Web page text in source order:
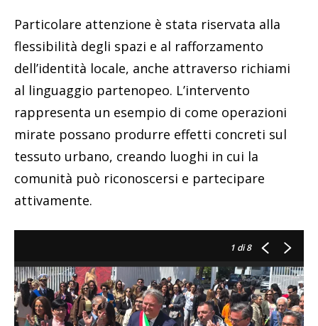
Particolare attenzione è stata riservata alla
flessibilità degli spazi e al rafforzamento
dell’identità locale, anche attraverso richiami
al linguaggio partenopeo. L’intervento
rappresenta un esempio di come operazioni
mirate possano produrre effetti concreti sul
tessuto urbano, creando luoghi in cui la
comunità può riconoscersi e partecipare
attivamente.
1 di 8